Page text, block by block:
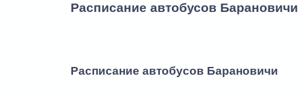
Расписание автобусов Барановичи
Расписание автобусов Барановичи